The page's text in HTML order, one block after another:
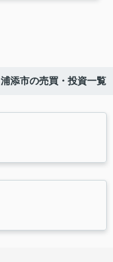
浦添市の売買・投資一覧